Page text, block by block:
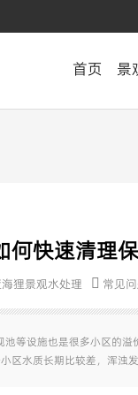
首页 景
何快速清理
狸景观水处理 常见
等设施也是很多小区的
区水质长期比较差，浑